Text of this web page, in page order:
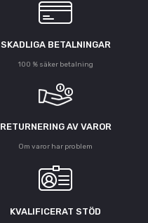
SKADLIGA BETALNINGAR
100 % säker betalning
RETURNERING AV VAROR
Om varor har problem
KVALIFICERAT STÖD